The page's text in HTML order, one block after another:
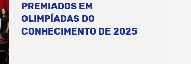
PREMIADOS EM
OLIMPÍADAS DO
CONHECIMENTO DE 2025